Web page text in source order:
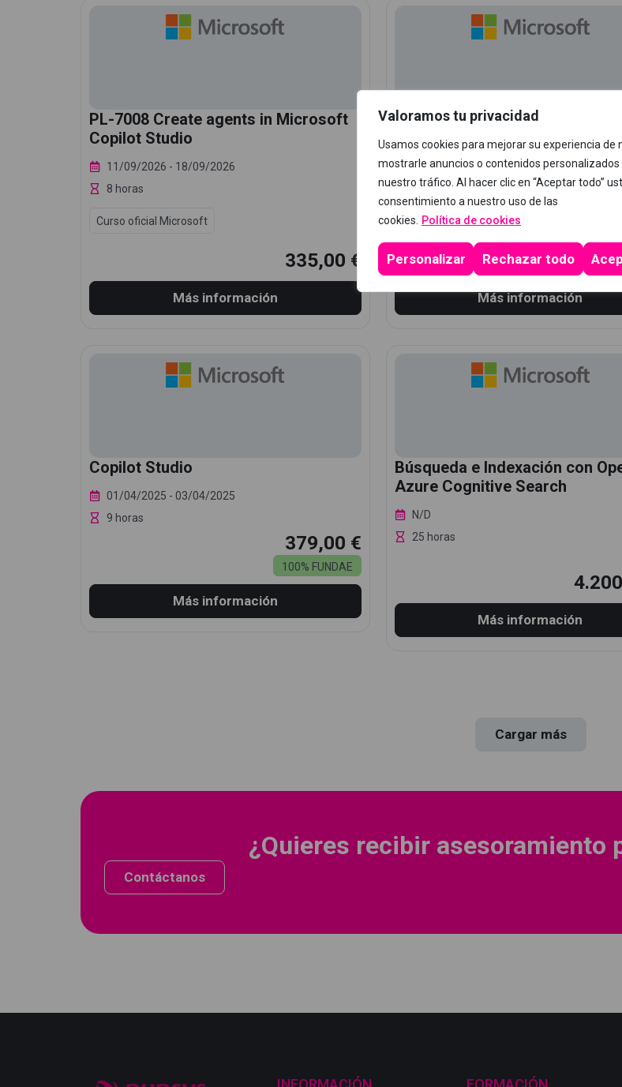
Valoramos tu privacidad
Usamos cookies para mejorar su experiencia de
mostrarle anuncios o contenidos personalizados
nuestro tráfico. Al hacer clic en “Aceptar todo”
consentimiento a nuestro uso de las
cookies.
Política de cookies
Personalizar Rechazar todo
PL-7008 Create agents in Microsoft
Copilot Studio
11/09/2026 - 18/09/2026
8 horas
Curso oficial Microsoft
335,00 €
Más información
DP-100 Azure Data Scientist
Associate
N/D
20 horas
Curso oficial Microsoft
100%
Más información
Copilot Studio
01/04/2025 - 03/04/2025
9 horas
379,00 €
100% FUNDAE
Más información
Búsqueda e Indexación con
Azure Cognitive Search
N/D
25 horas
Más información
Cargar más
¿Quieres recibir asesoramiento
Contáctanos